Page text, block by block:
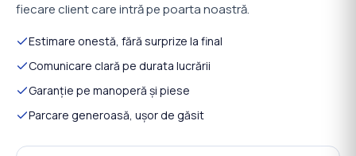
fiecare client care intră pe poarta noastră.
Estimare onestă, fără surprize la final
Comunicare clară pe durata lucrării
Garanție pe manoperă și piese
Parcare generoasă, ușor de găsit